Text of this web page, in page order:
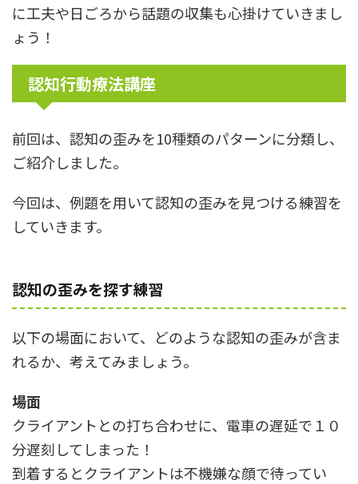
に工夫や日ごろから話題の収集も心掛けていきまし
ょう！
認知行動療法講座
前回は、認知の歪みを10種類のパターンに分類し、
ご紹介しました。
今回は、例題を用いて認知の歪みを見つける練習を
していきます。
認知の歪みを探す練習
以下の場面において、どのような認知の歪みが含ま
れるか、考えてみましょう。
場面
クライアントとの打ち合わせに、電車の遅延で１０
分遅刻してしまった！
到着するとクライアントは不機嫌な顔で待ってい